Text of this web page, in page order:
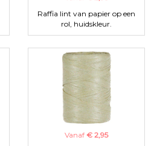
Raffia lint van papier op een
rol, huidskleur.
Vanaf € 2,95